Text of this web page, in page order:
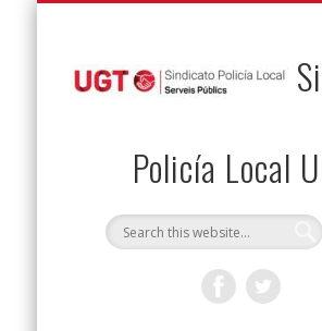
Policía Local